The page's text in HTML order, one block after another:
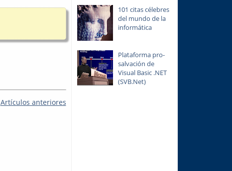
Artículos anteriores
101 citas célebres
del mundo de la
informática
Plataforma pro-
salvación de
Visual Basic .NET
(SVB.Net)